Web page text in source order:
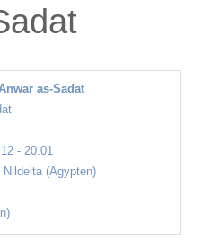
as-Sadat
- 20.01
(Ägypten)